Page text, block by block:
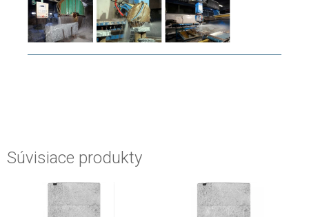
Súvisiace produkty